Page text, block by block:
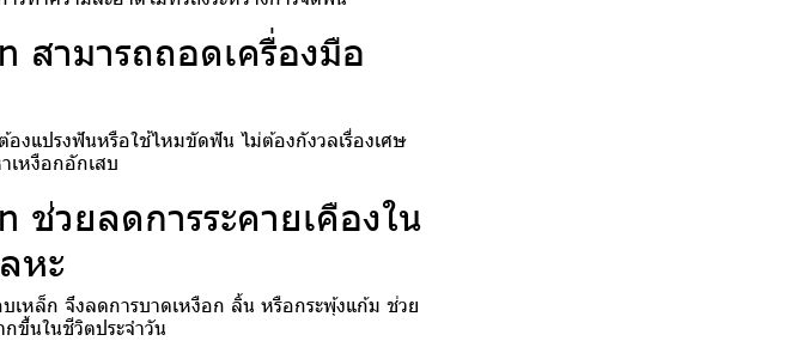
สามารถถอดเครื่องมือ
งแปรงฟันหรือใช้ไหมขัดฟัน ไม่ต้องกังวลเรื่องเศษ
หงือกอักเสบ
วยลดการระคายเคืองใน
หะ
หล็ก จึงลดการบาดเหงือก ลิ้น หรือกระพุ้งแก้ม ช่วย
ขึ้นในชีวิตประจำวัน